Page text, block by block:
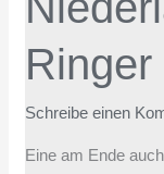
Ringer
Schreibe einen
Eine am Ende
Ringer